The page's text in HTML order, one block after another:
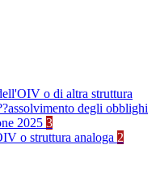
o di altra struttura
degli obblighi
2025 3
o struttura analoga 2